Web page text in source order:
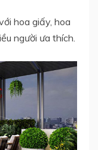
hoa giấy, hoa
người ưa thích.